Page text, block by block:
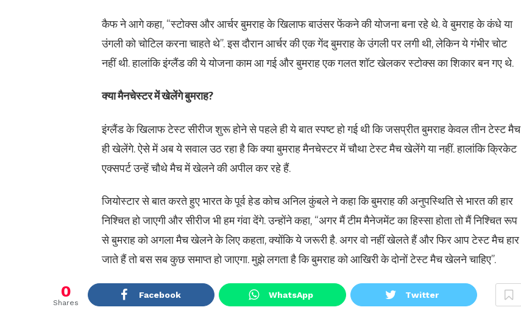
कैफ ने आगे कहा, “स्टोक्स और आर्चर बुमराह के खिलाफ बाउंसर फेंकने की योजना बना रहे थे. वे बुमराह के कंधे या
उंगली को चोटिल करना चाहते थे”. इस दौरान आर्चर की एक गेंद बुमराह के उंगली पर लगी थी, लेकिन ये गंभीर चोट
नहीं थी. हालांकि इंग्लैंड की ये योजना काम आ गई और बुमराह एक गलत शॉट खेलकर स्टोक्स का शिकार बन गए थे.
क्या मैनचेस्टर में खेलेंगे बुमराह?
इंग्लैंड के खिलाफ टेस्ट सीरीज शुरू होने से पहले ही ये बात स्पष्ट हो गई थी कि जसप्रीत बुमराह केवल तीन टेस्ट मैच
ही खेलेंगे. ऐसे में अब ये सवाल उठ रहा है कि क्या बुमराह मैनचेस्टर में चौथा टेस्ट मैच खेलेंगे या नहीं. हालांकि क्रिकेट
एक्सपर्ट उन्हें चौथे मैच में खेलने की अपील कर रहे हैं.
जियोस्टार से बात करते हुए भारत के पूर्व हेड कोच अनिल कुंबले ने कहा कि बुमराह की अनुपस्थिति से भारत की हार
निश्चित हो जाएगी और सीरीज भी हम गंवा देंगे. उन्होंने कहा, “अगर मैं टीम मैनेजमेंट का हिस्सा होता तो मैं निश्चित रूप
से बुमराह को अगला मैच खेलने के लिए कहता, क्योंकि ये जरूरी है. अगर वो नहीं खेलते हैं और फिर आप टेस्ट मैच हार
जाते हैं तो बस सब कुछ समाप्त हो जाएगा. मुझे लगता है कि बुमराह को आखिरी के दोनों टेस्ट मैच खेलने चाहिए”.
0
Shares
Facebook WhatsApp Twitter